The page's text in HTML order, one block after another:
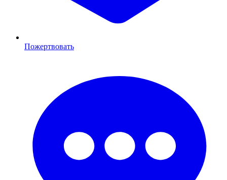
Пожертвовать